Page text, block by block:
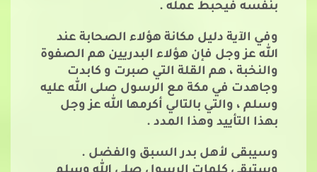
بنفسه فيحبط عمله .
وفي الآية دليل مكانة هؤلاء الصحابة عند
الله عز وجل فإن هؤلاء البدريين هم الصفوة
والنخبة ، هم القلة التي صبرت و كابدت
وجاهدت في مكة مع الرسول صلى الله عليه
وسلم ، والتي بالتالي أكرمها الله عز وجل
بهذا التأييد وهذا المدد .
وسيبقى لأهل بدر السبق والفضل .